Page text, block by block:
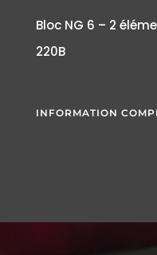
Bloc NG 6 – 2
220B
INFORMATION